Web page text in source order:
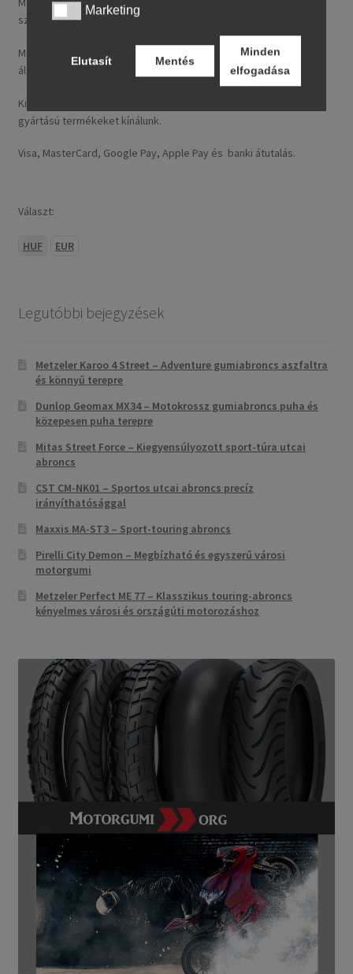
szállítási díj rendelésenként 14,95 € / ~ 5737 HUF.
Minden nálunk feltüntetett ár tartalmazza a magyarországi
általános forgalmi adót (ÁFA).
Kizárólag új, folyó gyártásból származó, legfeljebb 24 hónapos
gyártású termékeket kínálunk.
Visa, MasterCard, Google Pay, Apple Pay és banki átutalás.
Választ:
HUF EUR
Legutóbbi bejegyzések
Metzeler Karoo 4 Street – Adventure gumiabroncs aszfaltra
és könnyű terepre
Dunlop Geomax MX34 – Motokrossz gumiabroncs puha és
közepesen puha terepre
Mitas Street Force – Kiegyensúlyozott sport-túra utcai
abroncs
CST CM-NK01 – Sportos utcai abroncs precíz
irányíthatósággal
Maxxis MA-ST3 – Sport-touring abroncs
Pirelli City Demon – Megbízható és egyszerű városi
motorgumi
Metzeler Perfect ME 77 – Klasszikus touring-abroncs
kényelmes városi és országúti motorozáshoz
MarketingMarketing
Elutasít Mentés
Minden
elfogadása